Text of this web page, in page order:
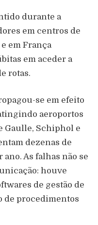
durante a
em centros de
em França
em aceder a
rotas.
se em efeito
aeroportos
Gaulle, Schiphol e
dezenas de
As falhas não se
houve
de gestão de
de procedimentos